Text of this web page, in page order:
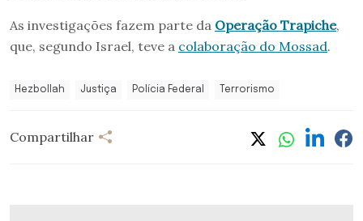
As investigações fazem parte da Operação Trapiche,
que, segundo Israel, teve a colaboração do Mossad.
Hezbollah Justiça Polícia Federal Terrorismo
Compartilhar